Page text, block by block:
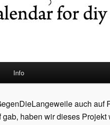
Info
auch auf
haben wir dieses Projekt